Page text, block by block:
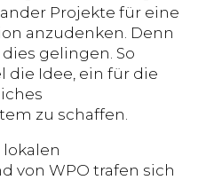
Projekte für eine
anzudenken. Denn
gelingen. So
die Idee, ein für die
zu schaffen.
von WPO trafen sich